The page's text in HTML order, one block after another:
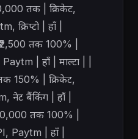
तक | क्रिकेट,
क्रिप्टो | हाँ |
तक 100% |
| हाँ | माल्टा | |
150% | क्रिकेट,
नेट बैंकिंग | हाँ |
तक 100% |
Paytm | हाँ |